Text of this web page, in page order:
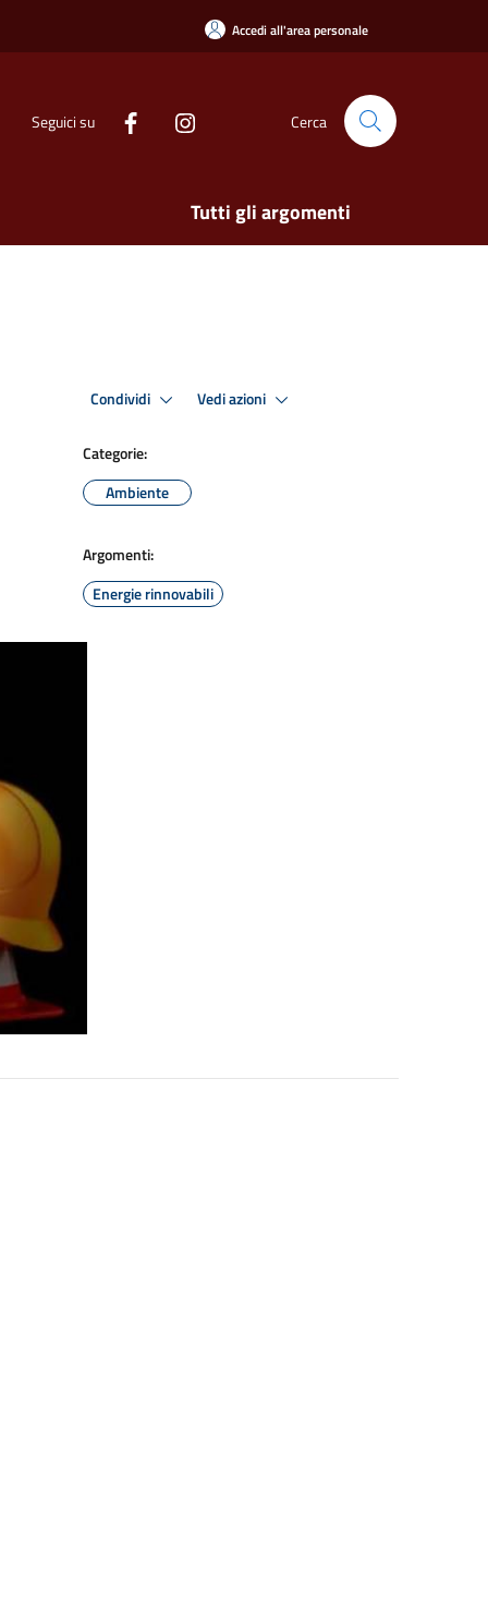
Accedi all'area personale
Seguici su Cerca
Tutti gli argomenti
Condividi Vedi azioni
Categorie:
Ambiente
Argomenti:
Energie rinnovabili